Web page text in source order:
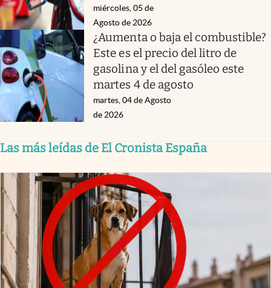
miércoles, 05 de
Agosto de 2026
¿Aumenta o baja el combustible?
Este es el precio del litro de
gasolina y el del gasóleo este
martes 4 de agosto
martes, 04 de Agosto
de 2026
Las más leídas de El Cronista España